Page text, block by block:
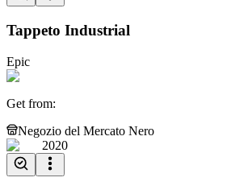
Tappeto Industrial
Epic
Get from:
Negozio del Mercato Nero
2020